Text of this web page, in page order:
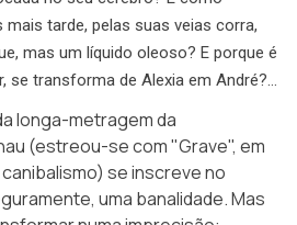
mais tarde, pelas suas veias corra,
mas um líquido oleoso? E porque é
se transforma de Alexia em André?…
longa-metragem da
(estreou-se com "Grave", em
se inscreve no
uma banalidade. Mas